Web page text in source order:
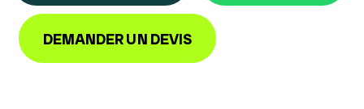
DEMANDER UN DEVIS